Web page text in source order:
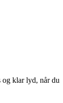
og klar lyd, når du